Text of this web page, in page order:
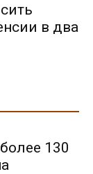
в два
130